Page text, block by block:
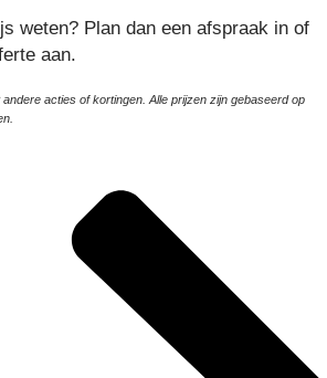
weten? Plan dan een afspraak in of
aan.
acties of kortingen. Alle prijzen zijn gebaseerd op